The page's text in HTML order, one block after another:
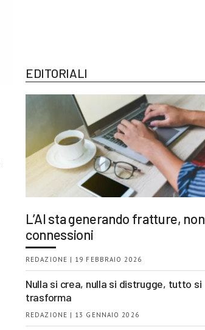
EDITORIALI
L’AI sta generando fratture, non
connessioni
REDAZIONE | 19 FEBBRAIO 2026
Nulla si crea, nulla si distrugge, tutto si
trasforma
REDAZIONE | 13 GENNAIO 2026